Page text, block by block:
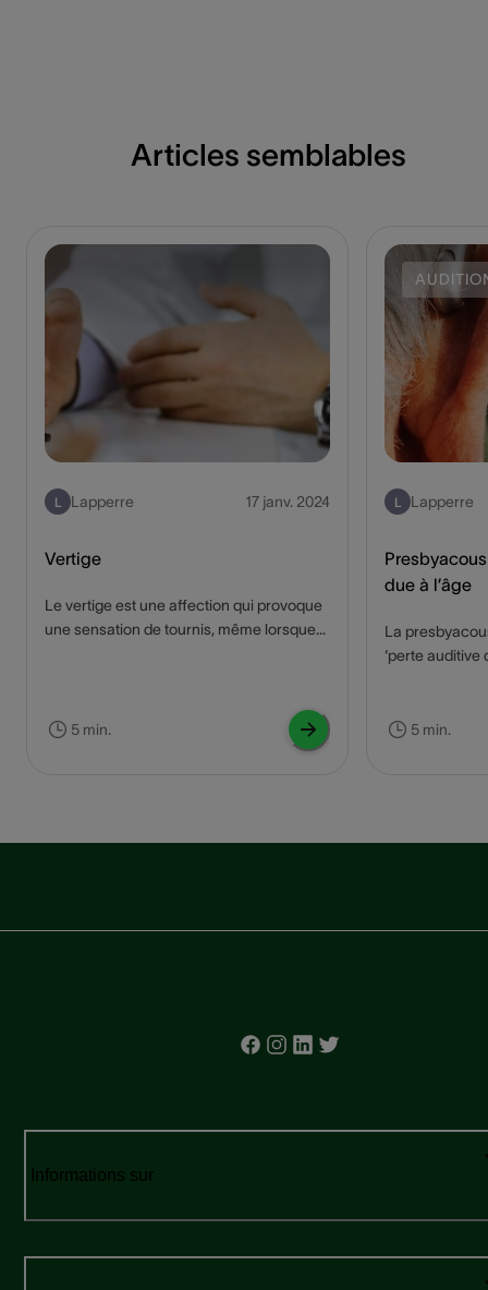
Articles semblables
L Lapperre 17 janv. 2024
Vertige
Le vertige est une affection qui provoque
une sensation de tournis, même lorsque
le vertige, et comment un appareil auditif
peut-il aider à soulager les symptômes ?
5 min.
L Lapperre
due à l’âge
La
‘perte auditive
de vie et
5 min.
Informations sur